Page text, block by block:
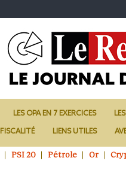
LES OPA EN 7 EXERCICES
FISCALITÉ LIENS UTILES
PSI 20 Pétrole Or